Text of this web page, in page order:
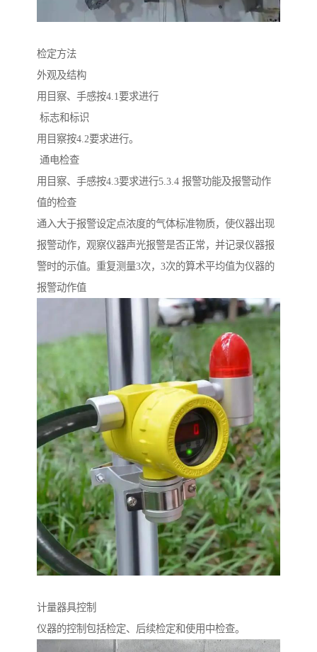
检定方法
外观及结构
用目察、手感按4.1要求进行
标志和标识
用目察按4.2要求进行。
通电检查
用目察、手感按4.3要求进行5.3.4 报警功能及报警动作
值的检查
通入大于报警设定点浓度的气体标准物质，使仪器出现
报警动作，观察仪器声光报警是否正常，并记录仪器报
警时的示值。重复测量3次，3次的算术平均值为仪器的
报警动作值
计量器具控制
仪器的控制包括检定、后续检定和使用中检查。